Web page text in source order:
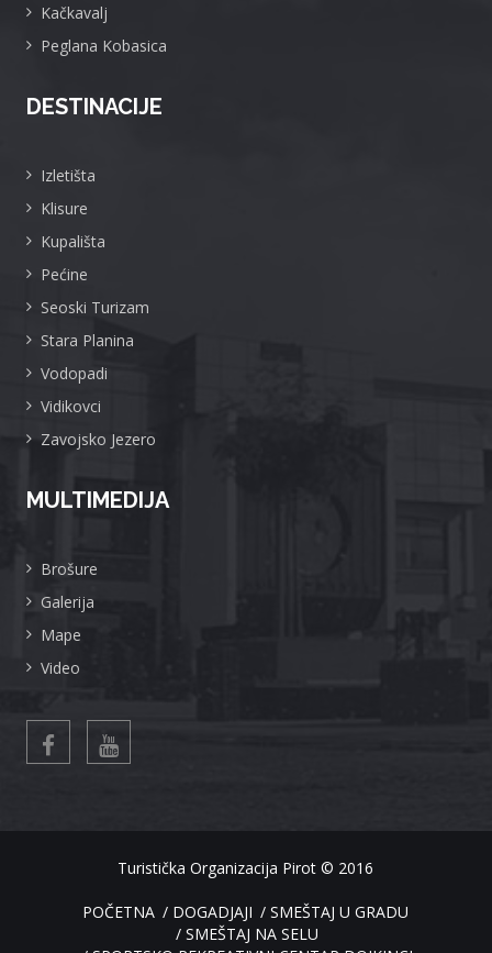
Kačkavalj
Peglana Kobasica
DESTINACIJE
Izletišta
Klisure
Kupališta
Pećine
Seoski Turizam
Stara Planina
Vodopadi
Vidikovci
Zavojsko Jezero
MULTIMEDIJA
Brošure
Galerija
Mape
Video
Turistička Organizacija Pirot © 2016
POČETNA DOGADJAJI
SMEŠTAJ U GRADU
SMEŠTAJ NA SELU